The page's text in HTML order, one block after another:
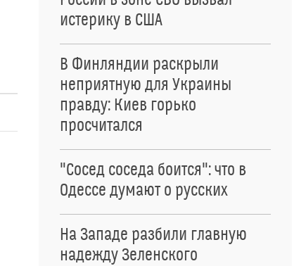
истерику в США
В Финляндии раскрыли
неприятную для Украины
правду: Киев горько
просчитался
"Сосед соседа боится": что в
Одессе думают о русских
На Западе разбили главную
надежду Зеленского